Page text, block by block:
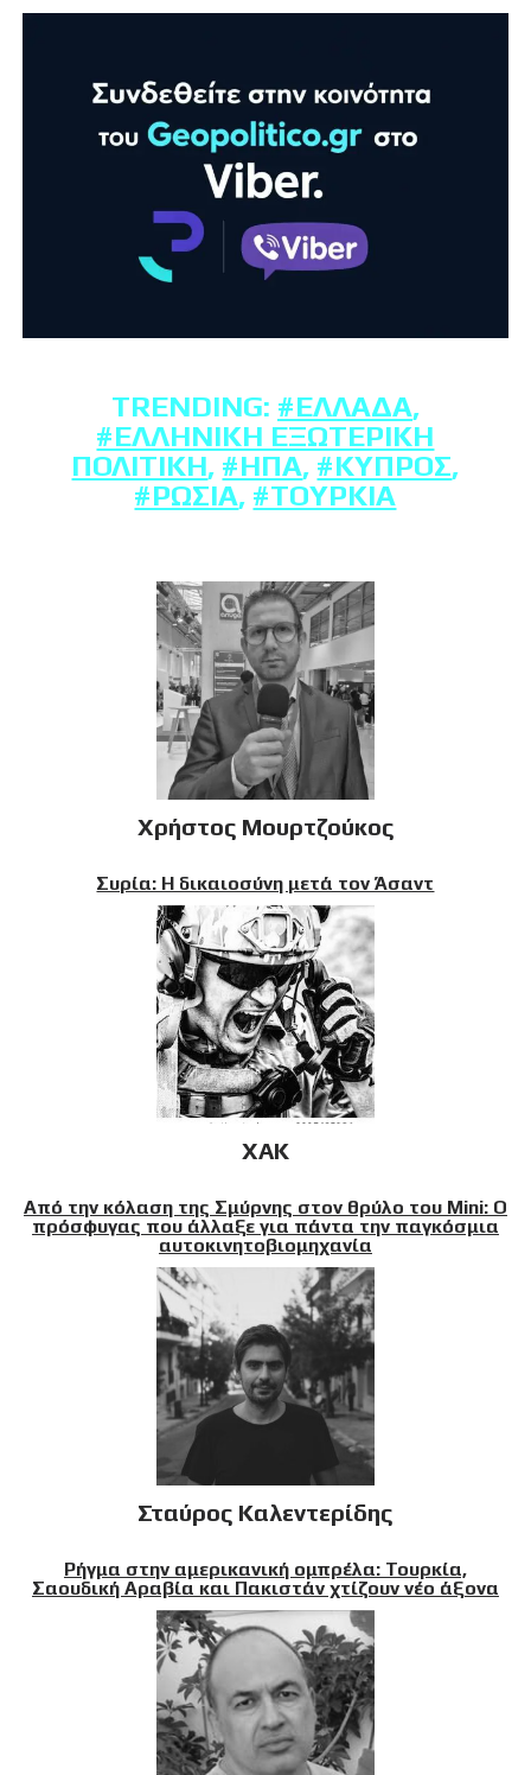
TRENDING: #ΕΛΛΆΔΑ,
#ΕΛΛΗΝΙΚΉ ΕΞΩΤΕΡΙΚΉ
ΠΟΛΙΤΙΚΉ, #ΗΠΑ, #ΚΎΠΡΟΣ,
#ΡΩΣΊΑ, #ΤΟΥΡΚΊΑ
Χρήστος Μουρτζούκος
Συρία: Η δικαιοσύνη μετά τον Άσαντ
XAK
Από την κόλαση της Σμύρνης στον θρύλο του Mini: Ο
πρόσφυγας που άλλαξε για πάντα την παγκόσμια
αυτοκινητοβιομηχανία
Σταύρος Καλεντερίδης
Ρήγμα στην αμερικανική ομπρέλα: Τουρκία,
Σαουδική Αραβία και Πακιστάν χτίζουν νέο άξονα